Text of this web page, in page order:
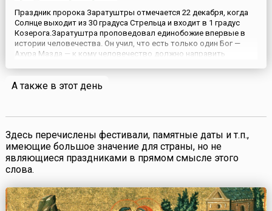
Праздник пророка Заратуштры отмечается 22 декабря, когда
Солнце выходит из 30 градуса Стрельца и входит в 1 градус
Козерога.Заратуштра проповедовал единобожие впервые в
истории человечества. Он учил, что есть только один Бог —
Ахура Мазда — к кому человечество должно направить
означает «Мудрый Владыка». Он — мягкий и милосердный Бо...
А также в этот день
Здесь перечислены фестивали, памятные даты и т.п.,
имеющие большое значение для страны, но не
являющиеся праздниками в прямом смысле этого
слова.